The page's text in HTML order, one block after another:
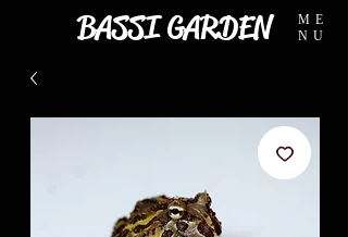
ME
NU
BASSI GARDEN